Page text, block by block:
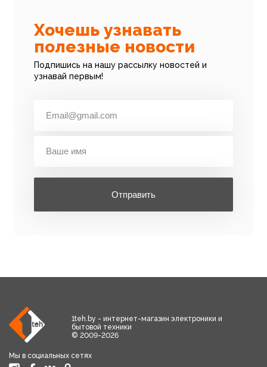
Хочешь узнавать
полезные новости
Подпишись на нашу рассылку новостей и
узнавай первым!
Отправить
1teh.by - интернет-магазин электроники и
бытовой техники
© 2009-2026
Мы в социальных сетях